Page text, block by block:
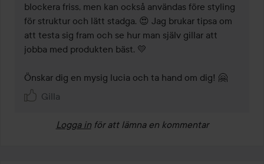
blockera friss, men kan också användas före styling
för struktur och lätt stadga. 😍 Jag brukar tipsa om
att testa sig fram och se hur man själv gillar att
jobba med produkten bäst. 💛
Önskar dig en mysig lucia och ta hand om dig! 🤗
Gilla
Logga in för att lämna en kommentar